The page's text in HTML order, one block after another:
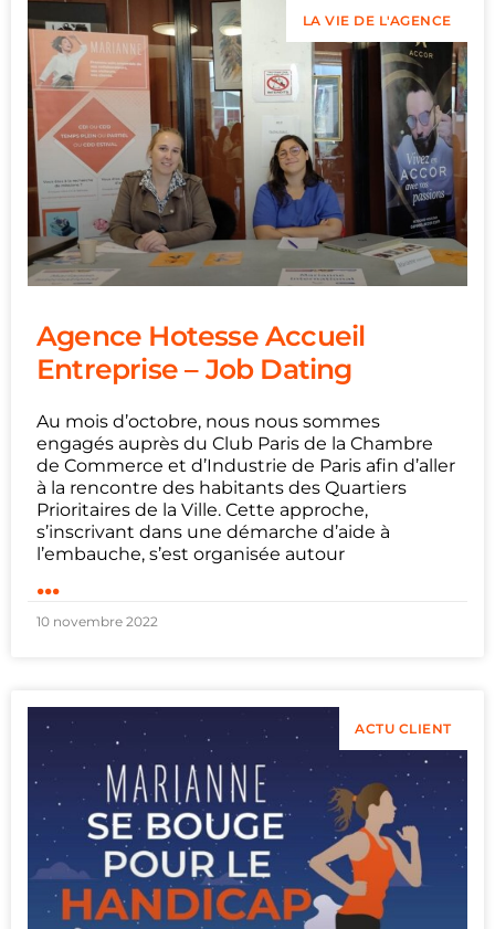
LA VIE DE L'AGENCE
Agence Hotesse Accueil
Entreprise – Job Dating
Au mois d’octobre, nous nous sommes
engagés auprès du Club Paris de la Chambre
de Commerce et d’Industrie de Paris afin d’aller
à la rencontre des habitants des Quartiers
Prioritaires de la Ville. Cette approche,
s’inscrivant dans une démarche d’aide à
l’embauche, s’est organisée autour
...
10 novembre 2022
ACTU CLIENT